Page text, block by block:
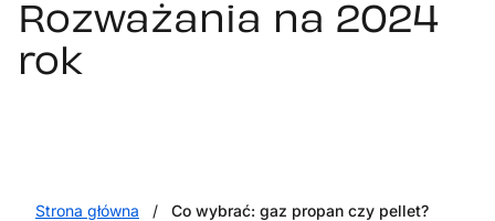
Rozważania na 2024
rok
Strona główna /
Co wybrać: gaz propan czy pellet?